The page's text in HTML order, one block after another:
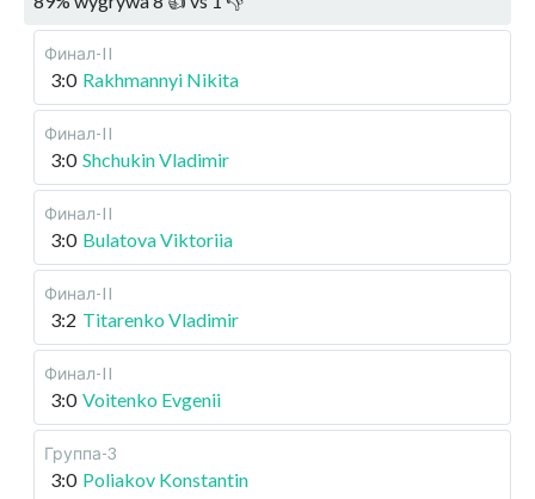
Финал-II
3:0 Rakhmannyi Nikita
Финал-II
3:0 Shchukin Vladimir
Финал-II
3:0 Bulatova Viktoriia
Финал-II
3:2 Titarenko Vladimir
Финал-II
3:0 Voitenko Evgenii
Группа-3
3:0 Poliakov Konstantin